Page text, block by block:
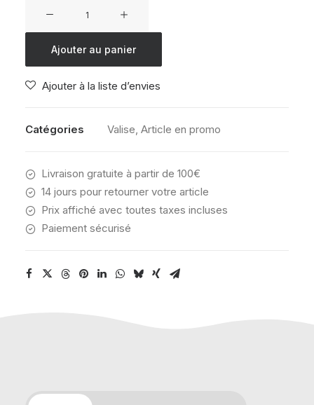
American
Bon
spinner-
91L
Ajouter au panier
Ajouter à la liste d’envies
Catégories Valise, Article en promo
Livraison gratuite à partir de 100€
14 jours pour retourner votre article
Prix affiché avec toutes taxes incluses
Paiement sécurisé